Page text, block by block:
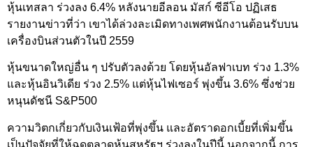
หุ้นเทสลา ร่วงลง 6.4% หลังนายอีลอน มัสก์ ซีอีโอ ปฏิเสธ
รายงานข่าวที่ว่า เขาได้ล่วงละเมิดทางเพศพนักงานต้อนรับบน
เครื่องบินส่วนตัวในปี 2559
หุ้นขนาดใหญ่อื่น ๆ ปรับตัวลงด้วย โดยหุ้นอัลฟาเบท ร่วง 1.3%
และหุ้นอินวิเดีย ร่วง 2.5% แต่หุ้นไฟเซอร์ พุ่งขึ้น 3.6% ซึ่งช่วย
หนุนดัชนี S&P500
ความวิตกเกี่ยวกับเงินเฟ้อที่พุ่งขึ้น และอัตราดอกเบี้ยที่เพิ่มขึ้น
เป็นปัจจัยที่ให้ฉุดตลาดหุ้นสหรัฐฯ ร่วงลงในปีนี้ นอกจากนี้ การ